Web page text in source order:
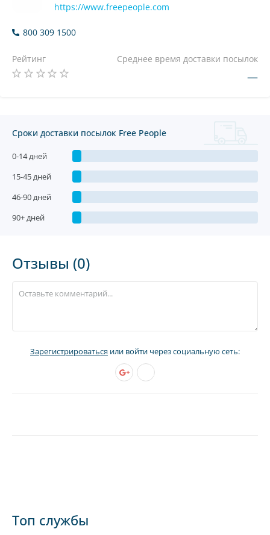
https://www.freepeople.com
800 309 1500
Рейтинг Среднее время доставки посылок
—
Сроки доставки посылок Free People
0-14 дней
15-45 дней
46-90 дней
90+ дней
Отзывы (0)
Зарегистрироваться или войти через социальную сеть:
Топ службы